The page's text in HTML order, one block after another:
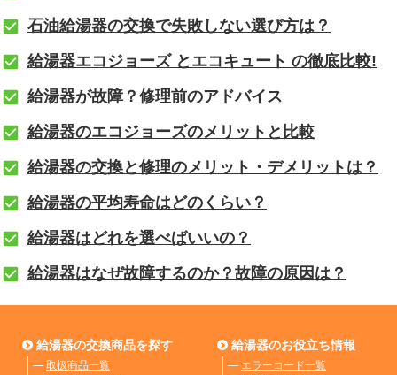
石油給湯器の交換で失敗しない選び方は？
給湯器エコジョーズ とエコキュート の徹底比較!
給湯器が故障？修理前のアドバイス
給湯器のエコジョーズのメリットと比較
給湯器の交換と修理のメリット・デメリットは？
給湯器の平均寿命はどのくらい？
給湯器はどれを選べばいいの？
給湯器はなぜ故障するのか？故障の原因は？
給湯器の交換商品を探す
― 取扱商品一覧
給湯器のお役立ち情報
― エラーコード一覧